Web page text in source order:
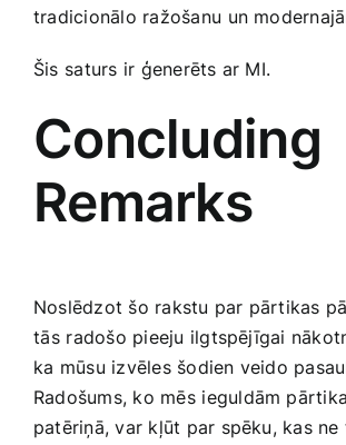
tradicionālo ražošanu ⁢un
Šis ⁣saturs ir‍ ģenerēts ar MI.
Concluding‍
Remarks
Noslēdzot šo rakstu par pārtikas
⁣tās ⁤radošo pieeju ilgtspējīgai
⁤ka mūsu izvēles šodien‌ veido
Radošums, ko mēs⁤ ieguldām
patēriņā, ‌var kļūt par spēku, kas